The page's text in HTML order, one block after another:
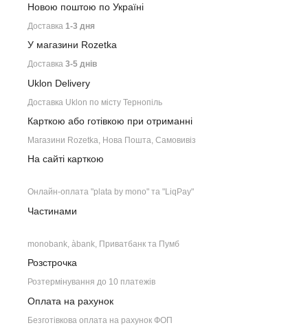
Новою поштою по Україні
Доставка 1-3 дня
У магазини Rozetka
Доставка 3-5 днів
Uklon Delivery
Доставка Uklon по місту Тернопіль
Карткою або готівкою при отриманні
Магазини Rozetka, Нова Пошта, Самовивіз
На сайті карткою
Онлайн-оплата "plata by mono" та "LiqPay"
Частинами
monobank, àbank, Приватбанк та Пумб
Розстрочка
Розтермінування до 10 платежів
Оплата на рахунок
Безготівкова оплата на рахунок ФОП